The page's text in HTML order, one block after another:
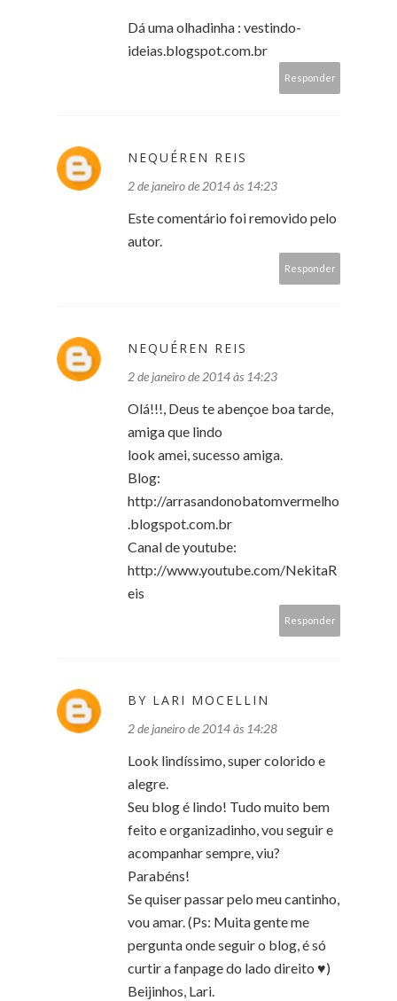
Dá uma olhadinha : vestindo-
ideias.blogspot.com.br
Responder
NEQUÉREN REIS
2 de janeiro de 2014 às 14:23
Este comentário foi removido pelo
autor.
Responder
NEQUÉREN REIS
2 de janeiro de 2014 às 14:23
Olá!!!, Deus te abençoe boa tarde,
amiga que lindo
look amei, sucesso amiga.
Blog:
http://arrasandonobatomvermelho
.blogspot.com.br
Canal de youtube:
http://www.youtube.com/NekitaR
eis
Responder
BY LARI MOCELLIN
2 de janeiro de 2014 às 14:28
Look lindíssimo, super colorido e
alegre.
Seu blog é lindo! Tudo muito bem
feito e organizadinho, vou seguir e
acompanhar sempre, viu?
Parabéns!
Se quiser passar pelo meu cantinho,
vou amar. (Ps: Muita gente me
pergunta onde seguir o blog, é só
curtir a fanpage do lado direito ♥)
Beijinhos, Lari.